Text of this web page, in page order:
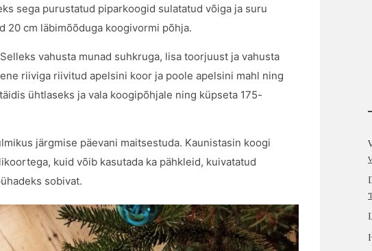
sega purustatud piparkoogid sulatatud võiga ja suru
20 cm läbimõõduga koogivormi põhja.
vahusta munad suhkruga, lisa toorjuust ja vahusta
riiviga riivitud apelsini koor ja poole apelsini mahl ning
ühtlaseks ja vala koogipõhjale ning küpseta 175-
järgmise päevani maitsestuda. Kaunistasin koogi
kuid võib kasutada ka pähkleid, kuivatatud
sobivat.